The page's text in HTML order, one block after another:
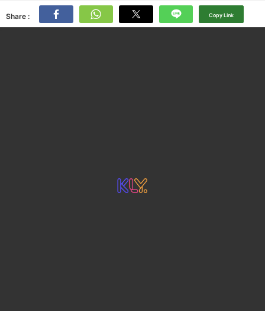
Share : Copy Link